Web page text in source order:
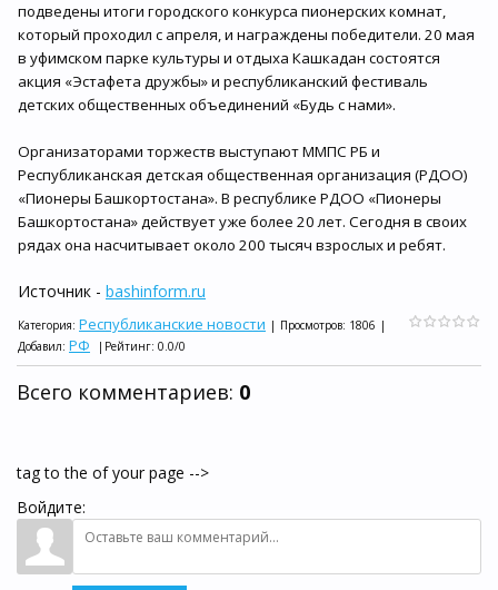
подведены итоги городского конкурса пионерских комнат,
который проходил с апреля, и награждены победители. 20 мая
в уфимском парке культуры и отдыха Кашкадан состоятся
акция «Эстафета дружбы» и республиканский фестиваль
детских общественных объединений «Будь с нами».
Организаторами торжеств выступают ММПС РБ и
Республиканская детская общественная организация (РДОО)
«Пионеры Башкортостана». В республике РДОО «Пионеры
Башкортостана» действует уже более 20 лет. Сегодня в своих
рядах она насчитывает около 200 тысяч взрослых и ребят.
Источник - bashinform.ru
Категория: Республиканские новости | Просмотров: 1806 |
Добавил: РФ | Рейтинг: 0.0/0
Всего комментариев: 0
tag to the of your page -->
Войдите: